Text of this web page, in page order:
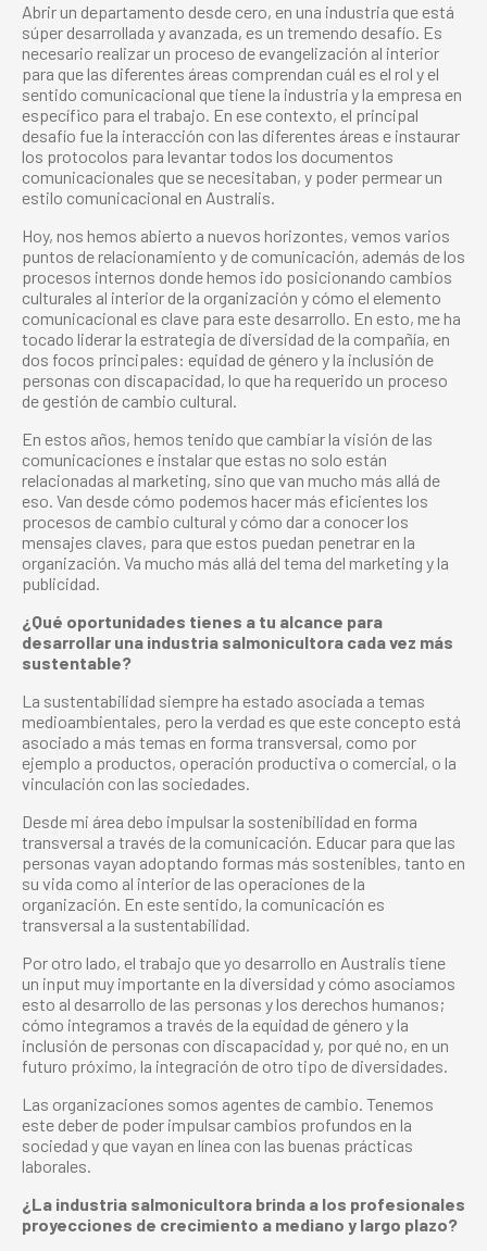
Abrir un departamento desde cero, en una industria que está
súper desarrollada y avanzada, es un tremendo desafío. Es
necesario realizar un proceso de evangelización al interior
para que las diferentes áreas comprendan cuál es el rol y el
sentido comunicacional que tiene la industria y la empresa en
específico para el trabajo. En ese contexto, el principal
desafío fue la interacción con las diferentes áreas e instaurar
los protocolos para levantar todos los documentos
comunicacionales que se necesitaban, y poder permear un
estilo comunicacional en Australis.
Hoy, nos hemos abierto a nuevos horizontes, vemos varios
puntos de relacionamiento y de comunicación, además de los
procesos internos donde hemos ido posicionando cambios
culturales al interior de la organización y cómo el elemento
comunicacional es clave para este desarrollo. En esto, me ha
tocado liderar la estrategia de diversidad de la compañía, en
dos focos principales: equidad de género y la inclusión de
personas con discapacidad, lo que ha requerido un proceso
de gestión de cambio cultural.
En estos años, hemos tenido que cambiar la visión de las
comunicaciones e instalar que estas no solo están
relacionadas al marketing, sino que van mucho más allá de
eso. Van desde cómo podemos hacer más eficientes los
procesos de cambio cultural y cómo dar a conocer los
mensajes claves, para que estos puedan penetrar en la
organización. Va mucho más allá del tema del marketing y la
publicidad.
¿Qué oportunidades tienes a tu alcance para
desarrollar una industria salmonicultora cada vez más
sustentable?
La sustentabilidad siempre ha estado asociada a temas
medioambientales, pero la verdad es que este concepto está
asociado a más temas en forma transversal, como por
ejemplo a productos, operación productiva o comercial, o la
vinculación con las sociedades.
Desde mi área debo impulsar la sostenibilidad en forma
transversal a través de la comunicación. Educar para que las
personas vayan adoptando formas más sostenibles, tanto en
su vida como al interior de las operaciones de la
organización. En este sentido, la comunicación es
transversal a la sustentabilidad.
Por otro lado, el trabajo que yo desarrollo en Australis tiene
un input muy importante en la diversidad y cómo asociamos
esto al desarrollo de las personas y los derechos humanos;
cómo integramos a través de la equidad de género y la
inclusión de personas con discapacidad y, por qué no, en un
futuro próximo, la integración de otro tipo de diversidades.
Las organizaciones somos agentes de cambio. Tenemos
este deber de poder impulsar cambios profundos en la
sociedad y que vayan en línea con las buenas prácticas
laborales.
¿La industria salmonicultora brinda a los profesionales
proyecciones de crecimiento a mediano y largo plazo?